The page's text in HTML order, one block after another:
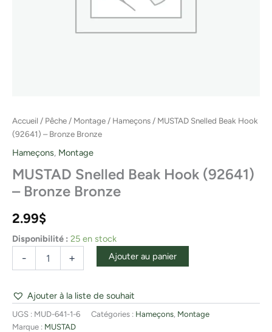
Accueil / Pêche / Montage / Hameçons / MUSTAD Snelled Beak Hook
(92641) – Bronze Bronze
Hameçons, Montage
MUSTAD Snelled Beak Hook (92641)
– Bronze Bronze
2.99$
Disponibilité : 25 en stock
- + Ajouter au panier
Ajouter à la liste de souhait
UGS : MUD-641-1-6 Catégories : Hameçons, Montage
Marque : MUSTAD